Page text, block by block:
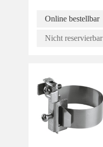
Online bestellbar
Nicht reservierbar